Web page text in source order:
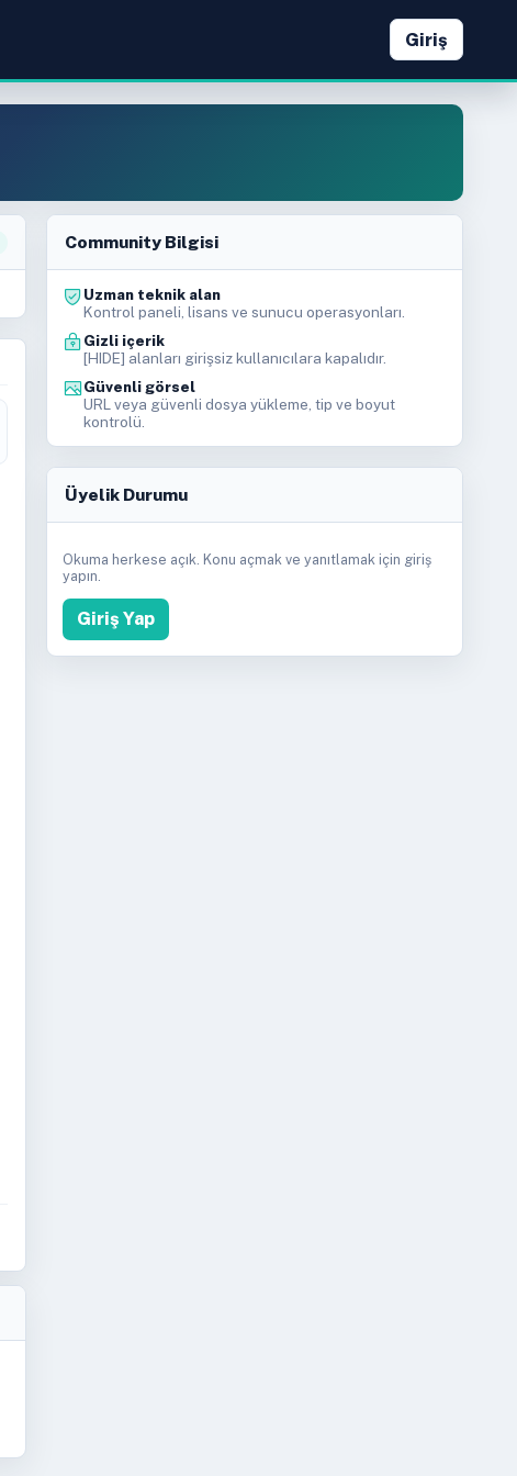
Giriş
Community Bilgisi
Uzman teknik alan
Kontrol paneli, lisans ve sunucu operasyonları.
Gizli içerik
[HIDE] alanları girişsiz kullanıcılara kapalıdır.
Güvenli görsel
URL veya güvenli dosya yükleme, tip ve boyut
kontrolü.
Üyelik Durumu
Okuma herkese açık. Konu açmak ve yanıtlamak için giriş
yapın.
Giriş Yap